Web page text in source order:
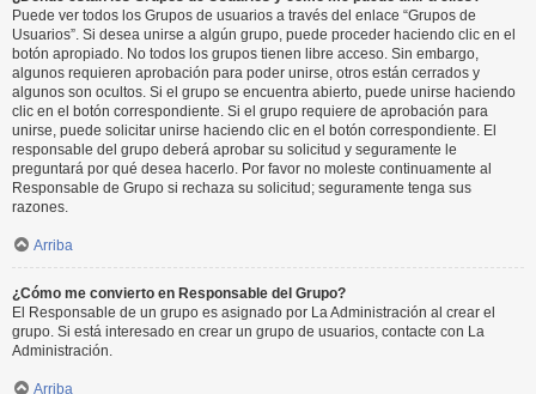
Puede ver todos los Grupos de usuarios a través del enlace “Grupos de
Usuarios”. Si desea unirse a algún grupo, puede proceder haciendo clic en el
botón apropiado. No todos los grupos tienen libre acceso. Sin embargo,
algunos requieren aprobación para poder unirse, otros están cerrados y
algunos son ocultos. Si el grupo se encuentra abierto, puede unirse haciendo
clic en el botón correspondiente. Si el grupo requiere de aprobación para
unirse, puede solicitar unirse haciendo clic en el botón correspondiente. El
responsable del grupo deberá aprobar su solicitud y seguramente le
preguntará por qué desea hacerlo. Por favor no moleste continuamente al
Responsable de Grupo si rechaza su solicitud; seguramente tenga sus
razones.
Arriba
¿Cómo me convierto en Responsable del Grupo?
El Responsable de un grupo es asignado por La Administración al crear el
grupo. Si está interesado en crear un grupo de usuarios, contacte con La
Administración.
Arriba